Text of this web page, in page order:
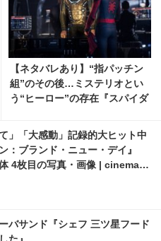
【ネタバレあり】“指パッチン
組”のその後…ミステリオとい
う“ヒーロー”の存在『スパイダ
」「大感動」記録的大ヒット中
：ブランド・ニュー・デイ』
4枚目の写真・画像 | cinemacaf
バサンド『シェフ 三ツ星フード